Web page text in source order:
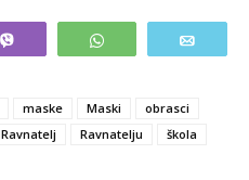
WhatsApp
maske Maski
obrasci
Ravnatelj Ravnatelju
škola